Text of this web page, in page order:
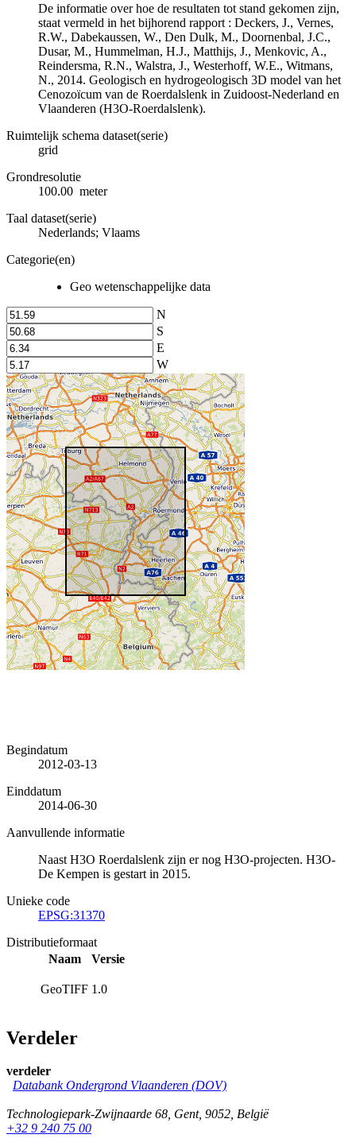
De informatie over hoe de resultaten tot stand gekomen zijn,
staat vermeld in het bijhorend rapport : Deckers, J., Vernes,
R.W., Dabekaussen, W., Den Dulk, M., Doornenbal, J.C.,
Dusar, M., Hummelman, H.J., Matthijs, J., Menkovic, A.,
Reindersma, R.N., Walstra, J., Westerhoff, W.E., Witmans,
N., 2014. Geologisch en hydrogeologisch 3D model van het
Cenozoïcum van de Roerdalslenk in Zuidoost-Nederland en
Vlaanderen (H3O-Roerdalslenk).
Ruimtelijk schema dataset(serie)
grid
Grondresolutie
100.00 meter
Taal dataset(serie)
Nederlands; Vlaams
Categorie(en)
Geo wetenschappelijke data
N
S
E
W
Begindatum
2012-03-13
Einddatum
2014-06-30
Aanvullende informatie
Naast H3O Roerdalslenk zijn er nog H3O-projecten. H3O-
De Kempen is gestart in 2015.
Unieke code
EPSG:31370
Distributieformaat
Naam
Versie
GeoTIFF 1.0
Verdeler
verdeler
Databank Ondergrond Vlaanderen (DOV)
Technologiepark-Zwijnaarde 68, Gent, 9052, België
+32 9 240 75 00